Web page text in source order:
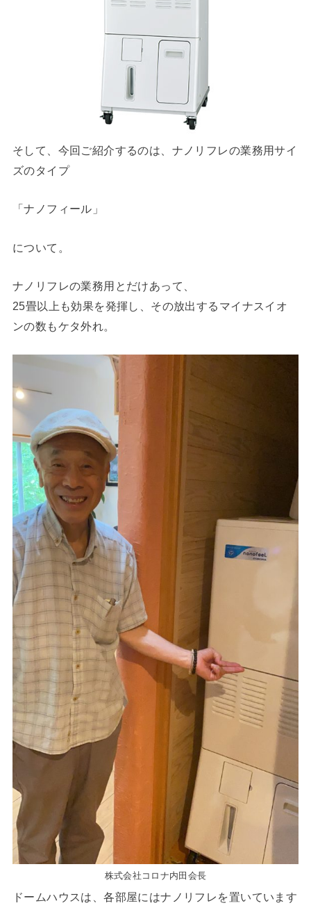
そして、今回ご紹介するのは、ナノリフレの業務用サイ
ズのタイプ
「ナノフィール」
について。
ナノリフレの業務用とだけあって、
25畳以上も効果を発揮し、その放出するマイナスイオ
ンの数もケタ外れ。
株式会社コロナ内田会長
ドームハウスは、各部屋にはナノリフレを置いています